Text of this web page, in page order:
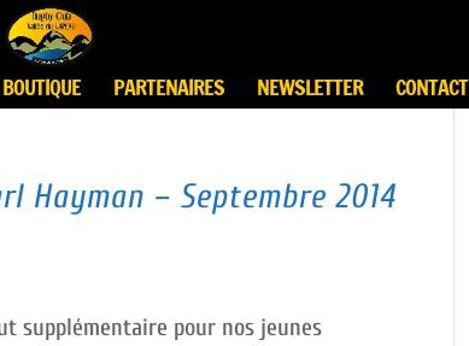
BOUTIQUE PARTENAIRES NEWSLETTER CONTACT
Hayman – Septembre 2014
supplémentaire pour nos jeunes